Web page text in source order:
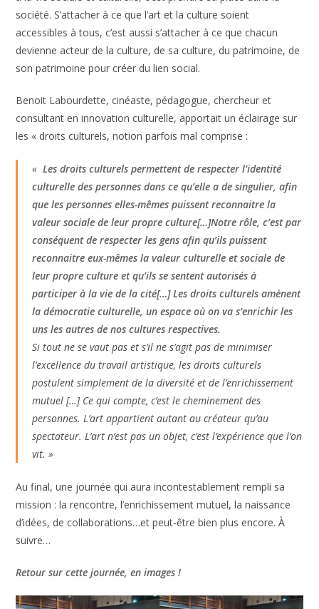
société. S’attacher à ce que l’art et la culture soient
accessibles à tous, c’est aussi s’attacher à ce que chacun
devienne acteur de la culture, de sa culture, du patrimoine, de
son patrimoine pour créer du lien social.
Benoit Labourdette, cinéaste, pédagogue, chercheur et
consultant en innovation culturelle, apportait un éclairage sur
les « droits culturels, notion parfois mal comprise :
«Les droits culturels permettent de respecter l’identité
culturelle des personnes dans ce qu’elle a de singulier, afin
que les personnes elles-mêmes puissent reconnaitre la
valeur sociale de leur propre culture[…]Notre rôle, c’est par
conséquent de respecter les gens afin qu’ils puissent
reconnaitre eux-mêmes la valeur culturelle et sociale de
leur propre culture et qu’ils se sentent autorisés à
participer à la vie de la cité[…] Les droits culturels amènent
la démocratie culturelle, un espace où on va s’enrichir les
uns les autres de nos cultures respectives.
Si tout ne se vaut pas et s’il ne s’agit pas de minimiser
l’excellence du travail artistique, les droits culturels
postulent simplement de la diversité et de l’enrichissement
mutuel […] Ce qui compte, c’est le cheminement des
personnes. L’art appartient autant au créateur qu’au
spectateur. L’art n’est pas un objet, c’est l’expérience que l’on
vit. »
Au final, une journée qui aura incontestablement rempli sa
mission : la rencontre, l’enrichissement mutuel, la naissance
d’idées, de collaborations…et peut-être bien plus encore. À
suivre…
Retour sur cette journée, en images !